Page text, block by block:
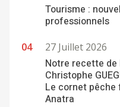
Tourisme :
professionnels
27 Juillet 2026
Notre recette de
Christophe
Le cornet
Anatra